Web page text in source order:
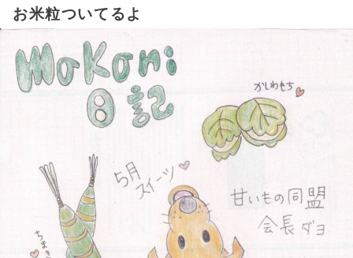
お米粒ついてるよ